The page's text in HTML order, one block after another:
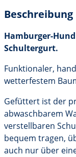
Schultergurt
Menge
Beschreibung
Hamburger-
Schultergurt.
Funktionaler,
wetterfestem
Gefüttert ist der
abwaschbarem
verstellbaren
bequem tragen,
auch nur über